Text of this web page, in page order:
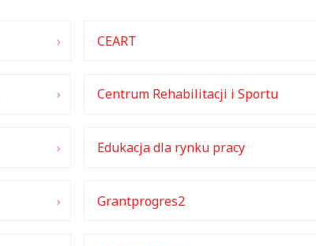
CEART
Centrum Rehabilitacji i Sportu
Edukacja dla rynku pracy
Grantprogres2